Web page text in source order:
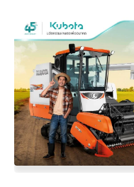
แทรกเตอร์
อุปกรณ์ต่อพ่วงแทรกเตอร์
รถเกี่ยวนวดข้าว
รถดำนา
ชุดอุปกรณ์เสริมรถดำนา
เครื่องยนต์ดีเซล
รถไถ
สินค้าอื่น ๆ
เครื่องจักรกลก่อสร้าง
สาระความรู้
ผู้แทนจำหน่าย
เครื่องจักรกลการเกษตร
เครื่องจักรกลการเกษตร
ศูนย์จำหน่ายกล้าแผ่นฯ
ศูนย์จำหน่ายกล้าแผ่นคูโบต้า
ข้อมูลองค์กร
รู้จักสยามคูโบต้า
ประวัติบริษัท
วิสัยทัศน์และนโยบาย
สมัครงาน
สมัครงานคูโบต้า
ข่าวสาร